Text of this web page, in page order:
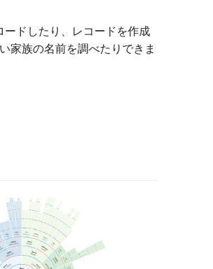
ドしたり、レコードを作成
家族の名前を調べたりできま